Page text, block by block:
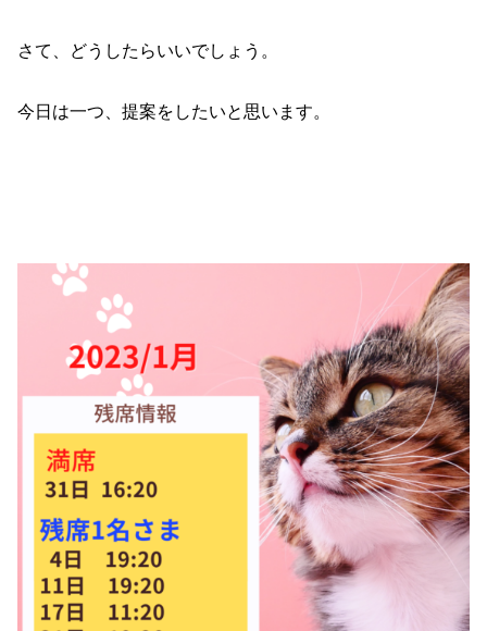
さて、どうしたらいいでしょう。
今日は一つ、提案をしたいと思います。